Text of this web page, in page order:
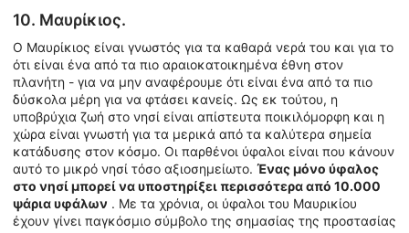
10. Μαυρίκιος.
Ο Μαυρίκιος είναι γνωστός για τα καθαρά νερά του και για το
ότι είναι ένα από τα πιο αραιοκατοικημένα έθνη στον
πλανήτη - για να μην αναφέρουμε ότι είναι ένα από τα πιο
δύσκολα μέρη για να φτάσει κανείς. Ως εκ τούτου, η
υποβρύχια ζωή στο νησί είναι απίστευτα ποικιλόμορφη και η
χώρα είναι γνωστή για τα μερικά από τα καλύτερα σημεία
κατάδυσης στον κόσμο. Οι παρθένοι ύφαλοι είναι που κάνουν
αυτό το μικρό νησί τόσο αξιοσημείωτο. Ένας μόνο ύφαλος
στο νησί μπορεί να υποστηρίξει περισσότερα από 10.000
ψάρια υφάλων . Με τα χρόνια, οι ύφαλοι του Μαυρικίου
έχουν γίνει παγκόσμιο σύμβολο της σημασίας της προστασίας